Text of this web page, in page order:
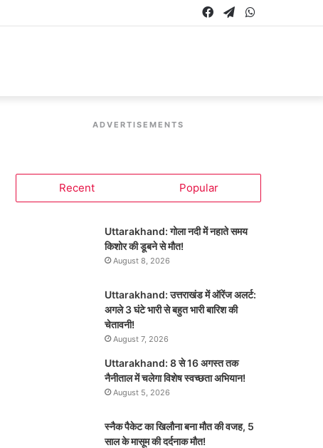
Telegram
Facebook
ADVERTISEMENTS
Recent Popular
Uttarakhand: गोला नदी में नहाते समय
किशोर की डूबने से मौत!
August 8, 2026
Uttarakhand: उत्तराखंड में ऑरेंज अलर्ट:
अगले 3 घंटे भारी से बहुत भारी बारिश की
चेतावनी!
August 7, 2026
Uttarakhand: 8 से 16 अगस्त तक
नैनीताल में चलेगा विशेष स्वच्छता अभियान!
August 5, 2026
स्नैक पैकेट का खिलौना बना मौत की वजह, 5
साल के मासूम की दर्दनाक मौत!